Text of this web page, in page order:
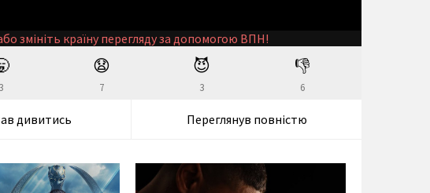
змініть країну перегляду за допомогою ВПН!
3
😧
7
😈
3
👎
6
дивитись Переглянув повністю